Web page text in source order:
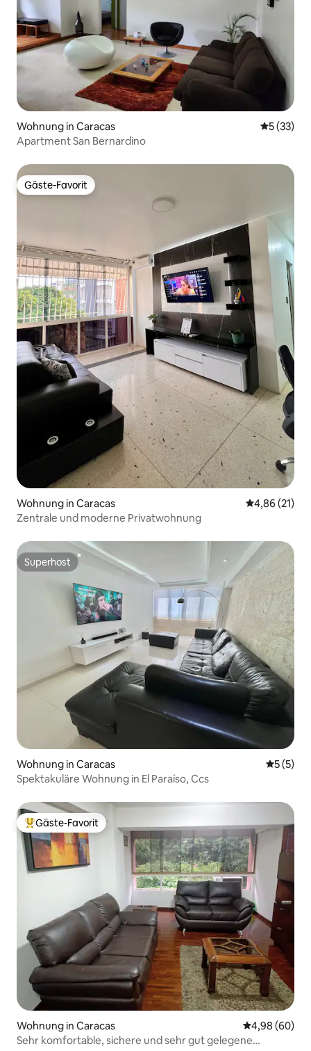
Wohnung in Caracas
5 (33)
Apartment San Bernardino
Gäste-Favorit
Gäste-Favorit
Wohnung in Caracas
4,86 (21)
Zentrale und moderne Privatwohnung
Superhost
Superhost
Wohnung in Caracas
5 (5)
Spektakuläre Wohnung in El Paraíso, Ccs
Beliebter Gäste-Favorit.
Gäste-Favorit
Wohnung in Caracas
4,98 (60)
Sehr komfortable, sichere und sehr gut gelegene